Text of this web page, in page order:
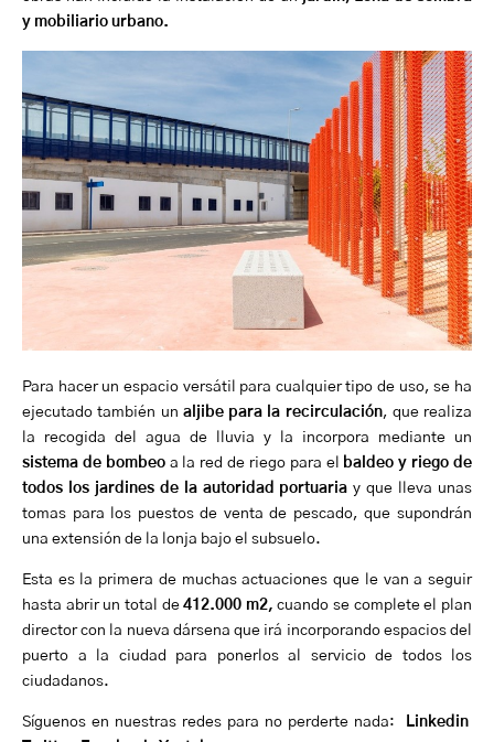
y mobiliario urbano.
Para hacer un espacio versátil para cualquier tipo de uso, se ha
ejecutado también un aljibe para la recirculación, que realiza
la recogida del agua de lluvia y la incorpora mediante un
sistema de bombeoa la red de riego para el
baldeo y riego de
todos los jardines de la autoridad portuaria y que lleva unas
tomas para los puestos de venta de pescado, que supondrán
una extensión de la lonja bajo el subsuelo.
Esta es la primera de muchas actuaciones que le van a seguir
hasta abrir un total de412.000 m2, cuando se complete el plan
director con la nueva dársena que irá incorporando espacios del
puerto a la ciudad para ponerlos al servicio de todos los
ciudadanos.
Síguenos en nuestras redes para no perderte nada:
Linkedin